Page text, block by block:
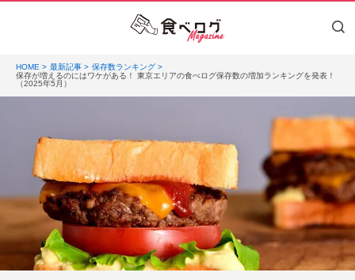
HOME 最新記事
保存数ランキング
保存が増えるのにはワケがある！ 東京エリアの食べログ保存数の増加ランキングを発表！
（2025年5月）